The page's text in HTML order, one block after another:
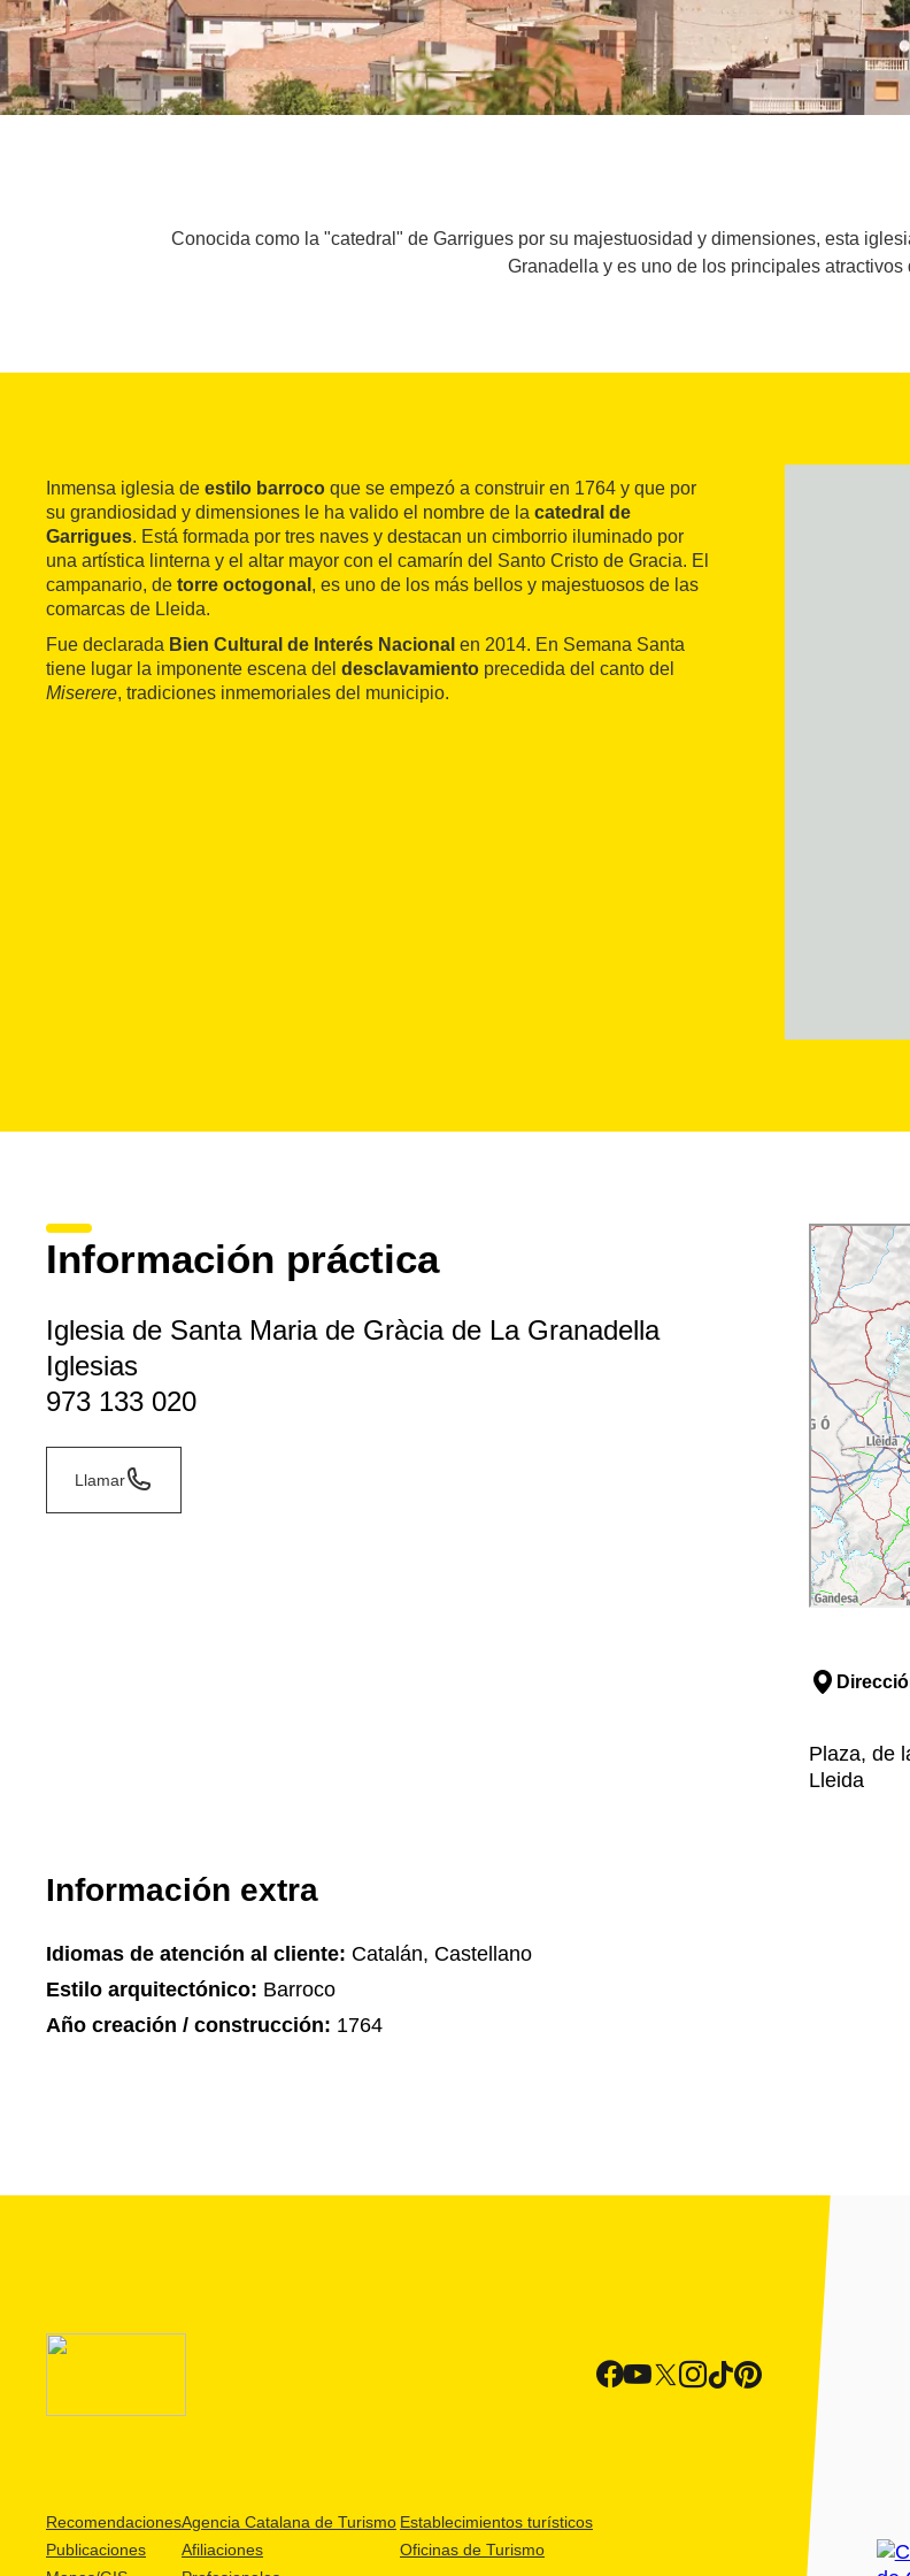
Conocida como la "catedral" de Garrigues por su majestuosidad y dimensiones, esta
Granadella y es uno de los principales atractivos
Inmensa iglesia de estilo barroco que se empezó a construir en 1764 y que por
su grandiosidad y dimensiones le ha valido el nombre de la catedral de
Garrigues. Está formada por tres naves y destacan un cimborrio iluminado por
una artística linterna y el altar mayor con el camarín del Santo Cristo de Gracia. El
campanario, de torre octogonal , es uno de los más bellos y majestuosos de las
comarcas de Lleida.
Fue declarada Bien Cultural de Interés Nacional en 2014. En Semana Santa
tiene lugar la imponente escena del desclavamiento precedida del canto del
Miserere, tradiciones inmemoriales del municipio.
Información práctica
Iglesia de Santa Maria de Gràcia de La Granadella
Iglesias
973 133 020
Llamar
Plaza, de
Lleida
Información extra
Idiomas de atención al cliente: Catalán, Castellano
Estilo arquitectónico: Barroco
Año creación / construcción: 1764
Recomendaciones
Publicaciones
Agencia Catalana de Turismo
Afiliaciones
Establecimientos turísticos
Oficinas de Turismo